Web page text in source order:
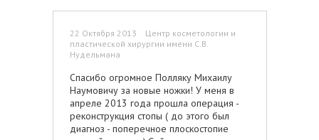
22 Октября 2013 Центр косметологии и
пластической хирургии имени С.В.
Нудельмана
Спасибо огромное Полляку Михаилу
Наумовичу за новые ножки! У меня в
апреле 2013 года прошла операция -
реконструкция стопы ( до этого был
диагноз - поперечное плоскостопие